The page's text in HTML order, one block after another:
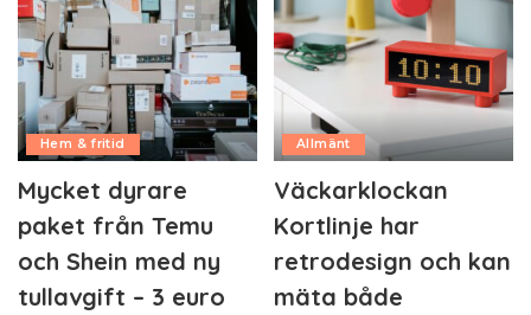
Hem & fritid
Mycket dyrare
paket från Temu
och Shein med ny
tullavgift – 3 euro
Allmänt
Väckarklockan
Kortlinje har
retrodesign och kan
mäta både